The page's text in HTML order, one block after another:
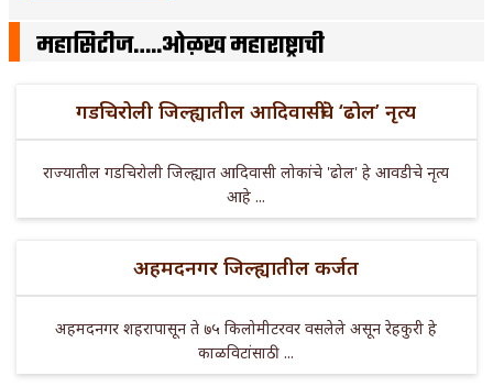
महासिटीज…..ओळख महाराष्ट्राची
गडचिरोली जिल्ह्यातील आदिवासींचे ‘ढोल’ नृत्य
राज्यातील गडचिरोली जिल्ह्यात आदिवासी लोकांचे 'ढोल' हे आवडीचे नृत्य
आहे ...
अहमदनगर जिल्ह्यातील कर्जत
अहमदनगर शहरापासून ते ७५ किलोमीटरवर वसलेले असून रेहकुरी हे
काळविटांसाठी ...